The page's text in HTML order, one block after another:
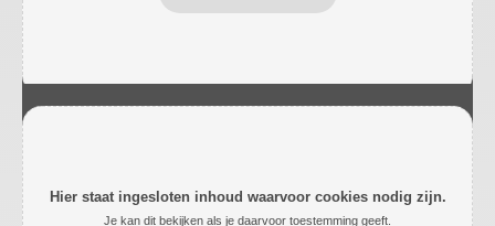
Hier staat ingesloten inhoud waarvoor cookies nodig zijn.
Je kan dit bekijken als je daarvoor toestemming geeft.